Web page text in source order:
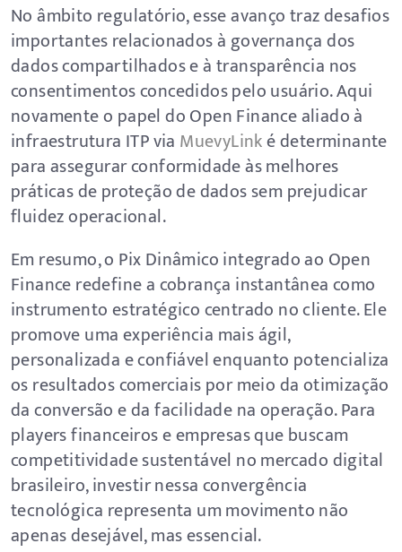
No âmbito regulatório, esse avanço traz desafios
importantes relacionados à governança dos
dados compartilhados e à transparência nos
consentimentos concedidos pelo usuário. Aqui
novamente o papel do Open Finance aliado à
infraestrutura ITP via MuevyLinké determinante
para assegurar conformidade às melhores
práticas de proteção de dados sem prejudicar
fluidez operacional.
Em resumo, o Pix Dinâmico integrado ao Open
Finance redefine a cobrança instantânea como
instrumento estratégico centrado no cliente. Ele
promove uma experiência mais ágil,
personalizada e confiável enquanto potencializa
os resultados comerciais por meio da otimização
da conversão e da facilidade na operação. Para
players financeiros e empresas que buscam
competitividade sustentável no mercado digital
brasileiro, investir nessa convergência
tecnológica representa um movimento não
apenas desejável, mas essencial.